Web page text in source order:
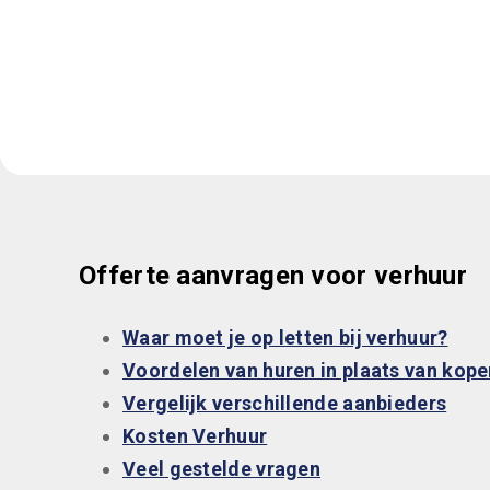
Offerte aanvragen voor verhuur
Waar moet je op letten bij verhuur?
Voordelen van huren in plaats van
Vergelijk verschillende aanbieders
Kosten Verhuur
Veel gestelde vragen